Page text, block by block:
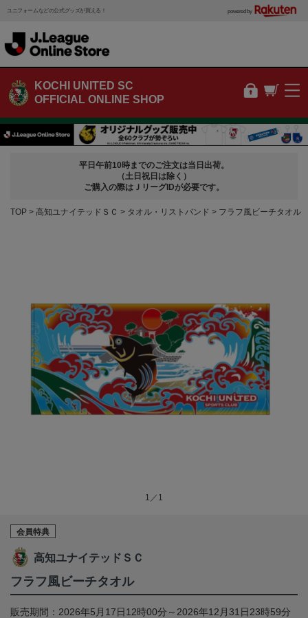
ユニフォームなどの公式グッズが買える！ powered by
KOCHI UNITED SC
OFFICIAL ONLINE SHOP
平日午前10時までのご注文は当日出荷。
（土日祝日は除く）
ご購入の際はＪリーグIDが必要です。
TOP 高知ユナイテッドＳＣ タオル・リストバンド フラフ風ビーチタオル
1／1
会員特典
高知ユナイテッドＳＣ
フラフ風ビーチタオル
販売期間：2026年5月17日12時00分～2026年12月31日23時59分